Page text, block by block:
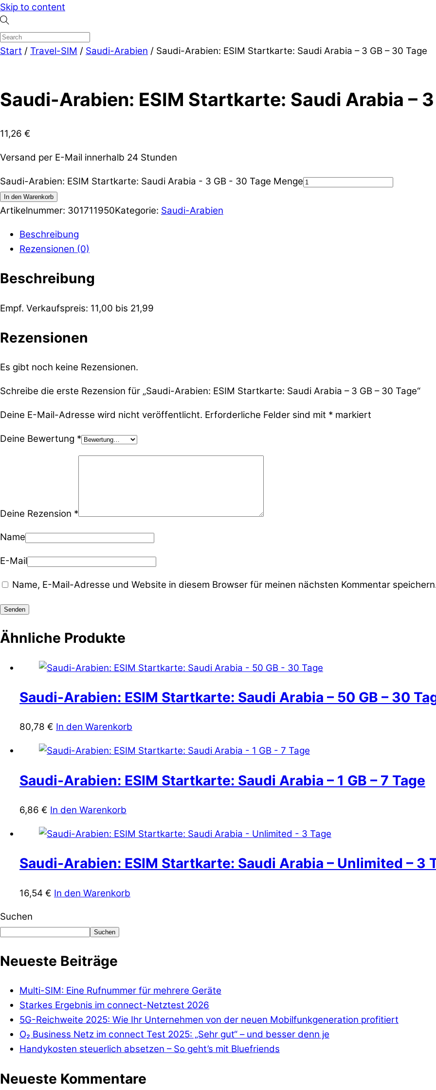
Skip to content
Start / Travel-SIM / Saudi-Arabien / Saudi-Arabien: ESIM Startkarte: Saudi Arabia – 3 GB – 30 Tage
Saudi-Arabien: ESIM Startkarte: Saudi Arabia – 3
11,26 €
Versand per E-Mail innerhalb 24 Stunden
Saudi-Arabien: ESIM Startkarte: Saudi Arabia - 3 GB - 30 Tage Menge
In den Warenkorb
Artikelnummer: 301711950Kategorie: Saudi-Arabien
Beschreibung
Rezensionen (0)
Beschreibung
Empf. Verkaufspreis: 11,00 bis 21,99
Rezensionen
Es gibt noch keine Rezensionen.
Schreibe die erste Rezension für „Saudi-Arabien: ESIM Startkarte: Saudi Arabia – 3 GB – 30 Tage“
Deine E-Mail-Adresse wird nicht veröffentlicht. Erforderliche Felder sind mit * markiert
Deine Bewertung *
Deine Rezension *
Name
E-Mail
Name, E-Mail-Adresse und Website in diesem Browser für meinen nächsten Kommentar
Ähnliche Produkte
Saudi-Arabien: ESIM Startkarte: Saudi Arabia – 50 GB – 30
80,78 € In den Warenkorb
Saudi-Arabien: ESIM Startkarte: Saudi Arabia – 1 GB – 7 Tage
6,86 € In den Warenkorb
Saudi-Arabien: ESIM Startkarte: Saudi Arabia – Unlimited – 3
16,54 € In den Warenkorb
Suchen
Suchen
Neueste Beiträge
Multi-SIM: Eine Rufnummer für mehrere Geräte
Starkes Ergebnis im connect-Netztest 2026
5G-Reichweite 2025: Wie Ihr Unternehmen von der neuen Mobilfunkgeneration profitiert
O₂ Business Netz im connect Test 2025: „Sehr gut“ – und besser denn je
Handykosten steuerlich absetzen – So geht’s mit Bluefriends
Neueste Kommentare